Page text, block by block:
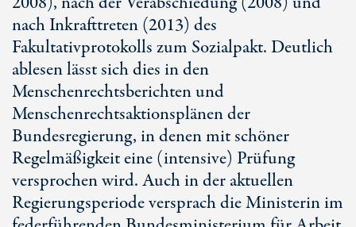
nach Inkrafttreten (2013) des
Fakultativprotokolls zum Sozialpakt. Deutlich
ablesen lässt sich dies in den
Menschenrechtsberichten und
Menschenrechtsaktionsplänen der
Bundesregierung, in denen mit schöner
Regelmäßigkeit eine (intensive) Prüfung
versprochen wird. Auch in der aktuellen
Regierungsperiode versprach die Ministerin im